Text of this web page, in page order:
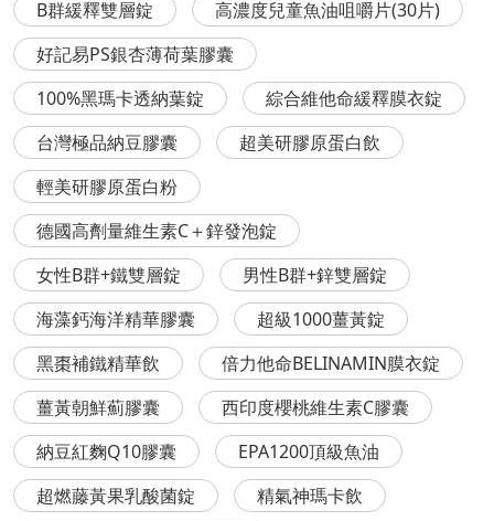
B群緩釋雙層錠
高濃度兒童魚油咀嚼片(30片)
好記易PS銀杏薄荷葉膠囊
100%黑瑪卡透納葉錠
綜合維他命緩釋膜衣錠
台灣極品納豆膠囊
超美研膠原蛋白飲
輕美研膠原蛋白粉
德國高劑量維生素C＋鋅發泡錠
女性B群+鐵雙層錠
男性B群+鋅雙層錠
海藻鈣海洋精華膠囊
超級1000薑黃錠
黑棗補鐵精華飲
倍力他命BELINAMIN膜衣錠
薑黃朝鮮薊膠囊
西印度櫻桃維生素C膠囊
納豆紅麴Q10膠囊
EPA1200頂級魚油
超燃藤黃果乳酸菌錠
精氣神瑪卡飲